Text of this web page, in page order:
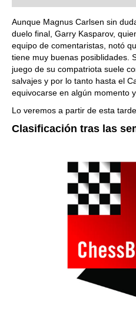
Aunque Magnus Carlsen sin
duelo final, Garry Kasparov,
equipo de comentaristas, notó
tiene muy buenas posiblidades.
juego de su compatriota suele
salvajes y por lo tanto hasta el
equivocarse en algún momento
Lo veremos a partir de esta tarde.
Clasificación tras las